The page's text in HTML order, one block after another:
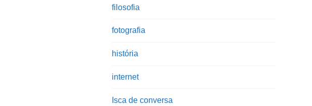
filosofia
fotografia
história
internet
Isca de conversa